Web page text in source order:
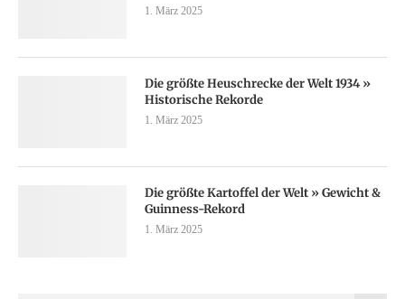
1. März 2025
Die größte Heuschrecke der Welt 1934 »
Historische Rekorde
1. März 2025
Die größte Kartoffel der Welt » Gewicht &
Guinness-Rekord
1. März 2025